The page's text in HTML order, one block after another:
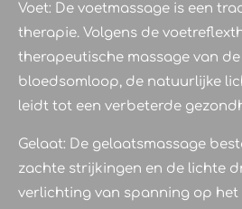
Voet: De voetmassage is een
therapie. Volgens de
therapeutische massage van
bloedsomloop, de natuurlijke
leidt tot een verbeterde
Gelaat: De gelaatsmassage
zachte strijkingen en de lichte
verlichting van spanning op